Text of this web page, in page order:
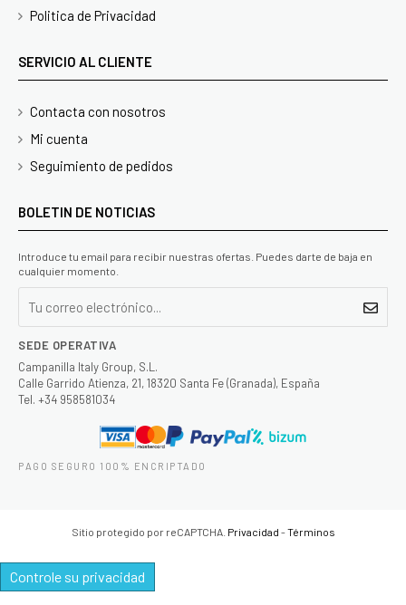
Politica de Privacidad
SERVICIO AL CLIENTE
Contacta con nosotros
Mi cuenta
Seguimiento de pedidos
BOLETIN DE NOTICIAS
Introduce tu email para recibir nuestras ofertas. Puedes darte de baja en
cualquier momento.
SEDE OPERATIVA
Campanilla Italy Group, S.L.
Calle Garrido Atienza, 21, 18320 Santa Fe (Granada), España
Tel. +34 958581034
PAGO SEGURO 100% ENCRIPTADO
Sitio protegido por reCAPTCHA. Privacidad -Términos
Controle su privacidad